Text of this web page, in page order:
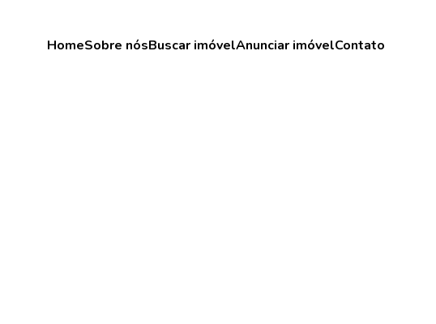
HomeSobre nósBuscar imóvelAnunciar imóvelContato